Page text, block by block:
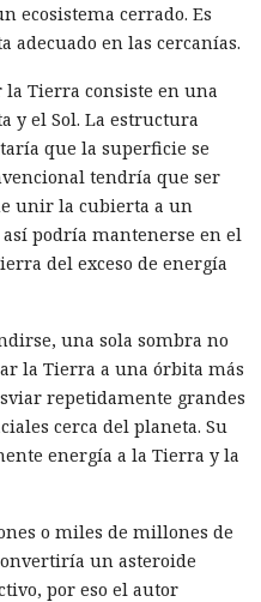
ecosistema cerrado. Es
adecuado en las cercanías.
Tierra consiste en una
y el Sol. La estructura
que la superficie se
tendría que ser
unir la cubierta a un
podría mantenerse en el
del exceso de energía
una sola sombra no
la Tierra a una órbita más
repetidamente grandes
cerca del planeta. Su
energía a la Tierra y la
o miles de millones de
un asteroide
por eso el autor